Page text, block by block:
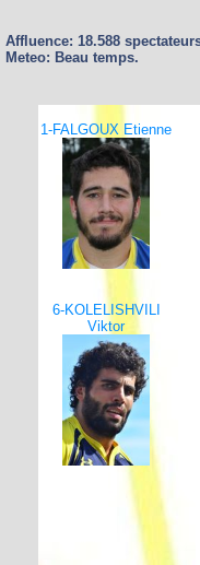
Affluence: 18.588
Meteo: Beau temps.
1-FALGOUX Etienne
6-KOLELISHVILI
Viktor